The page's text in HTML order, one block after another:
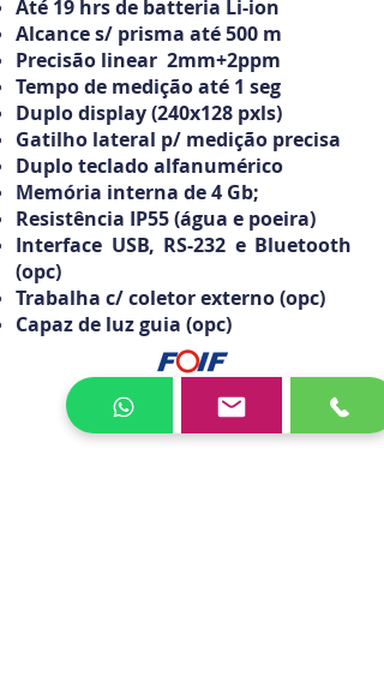
Até 19 hrs de batteria Li-ion
Alcance s/ prisma até 500 m
Precisão linear 2mm+2ppm
Tempo de medição até 1 seg
Duplo display (240x128 pxls)
Gatilho lateral p/ medição precisa
Duplo teclado alfanumérico
Memória interna de 4 Gb;
Resistência IP55 (água e poeira)
Interface USB, RS-232 e Bluetooth
(opc)
Trabalha c/ coletor externo (opc)
Capaz de luz guia (opc)